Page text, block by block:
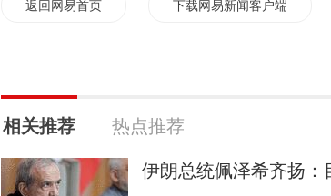
返回网易首页 下载网易新闻客户端
相关推荐 热点推荐
伊朗总统佩泽希齐扬